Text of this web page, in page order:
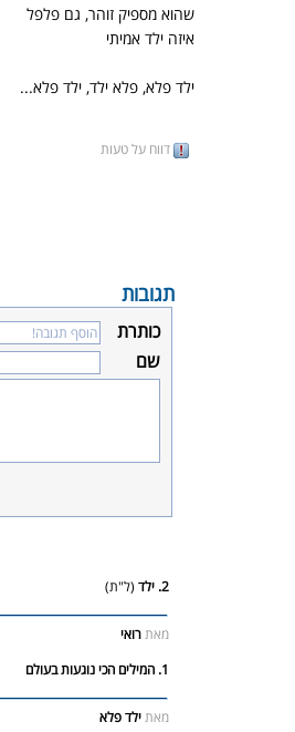
שהוא מספיק זוהר, גם פלפל
איזה ילד אמיתי
ילד פלא, פלא ילד, ילד פלא...
דווח על טעות
תגובות
כותרת
שם
2. ילד (ל"ת)
מאתרואי
1. המילים הכי נוגעות בעולם
מאתילד פלא